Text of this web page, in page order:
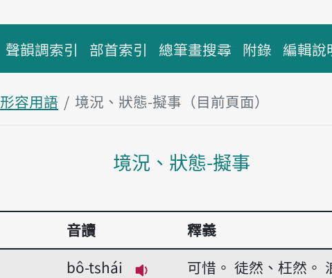
聲韻調索引 部首索引 總筆畫搜尋 附錄 編輯說
形容用語
境況、狀態-擬事（目前頁面）
境況、狀態-擬事
音讀
釋義
bô-tshái
可惜。 徒然、枉然。